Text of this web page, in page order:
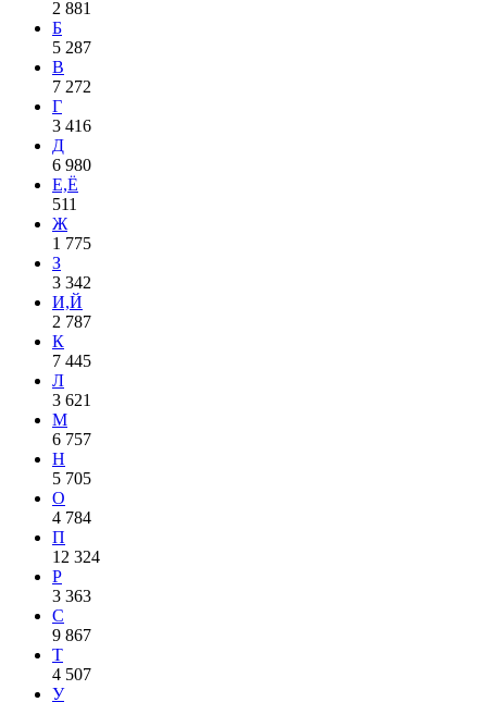
2 881
Б
5 287
В
7 272
Г
3 416
Д
6 980
Е,Ё
511
Ж
1 775
З
3 342
И,Й
2 787
К
7 445
Л
3 621
М
6 757
Н
5 705
О
4 784
П
12 324
Р
3 363
С
9 867
Т
4 507
У